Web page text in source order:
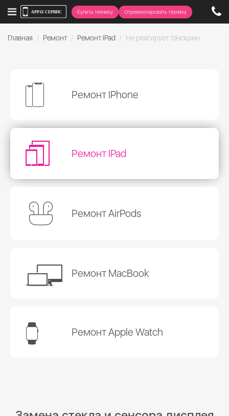
Купить технику Отремонтировать технику
Главная Ремонт Ремонт IPad Не реагирует тачскрин
Ремонт IPhone
Ремонт IPad
Ремонт AirPods
Ремонт MacBook
Ремонт Apple Watch